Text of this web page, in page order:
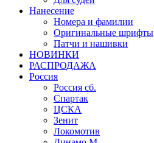
Нанесение
Номера и фамилии
Оригинальные шрифты
Патчи и нашивки
НОВИНКИ
РАСПРОДАЖА
Россия
Россия сб.
Спартак
ЦСКА
Зенит
Локомотив